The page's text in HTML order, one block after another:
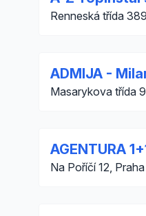
Renneská třída
ADMIJA -
Masarykova třída
AGENTURA
Na Poříčí 12, Praha